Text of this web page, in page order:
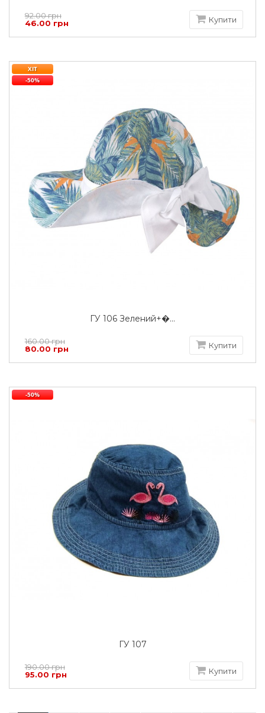
92.00 грн
46.00 грн
Купити
ГУ 106 Зелений+�...
ХІТ
-50%
160.00 грн
80.00 грн
Купити
ГУ 107
-50%
190.00 грн
95.00 грн
Купити